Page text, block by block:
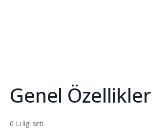
Genel Özellikler
6 Lı ligi seti.